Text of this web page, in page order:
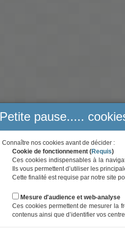
Petite pause.....
Connaître nos cookies avant de décider :
Cookie de fonctionnement (Requis)
Ces cookies indispensables à la
Ils vous permettent d’utiliser les
Cette finalité est requise par notre site
Mesure d'audience et web-analyse
Ces cookies permettent de mesurer la
contenus ainsi que d’identifier vos